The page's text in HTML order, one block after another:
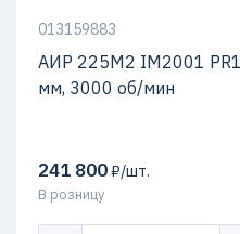
013159883
АИР 225М2 IM2001
мм, 3000 об/мин
241 800₽/шт.
В розницу